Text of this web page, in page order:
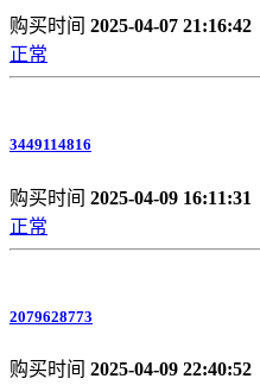
购买时间 2025-04-07 21:16:42
正常
3449114816
购买时间 2025-04-09 16:11:31
正常
2079628773
购买时间 2025-04-09 22:40:52